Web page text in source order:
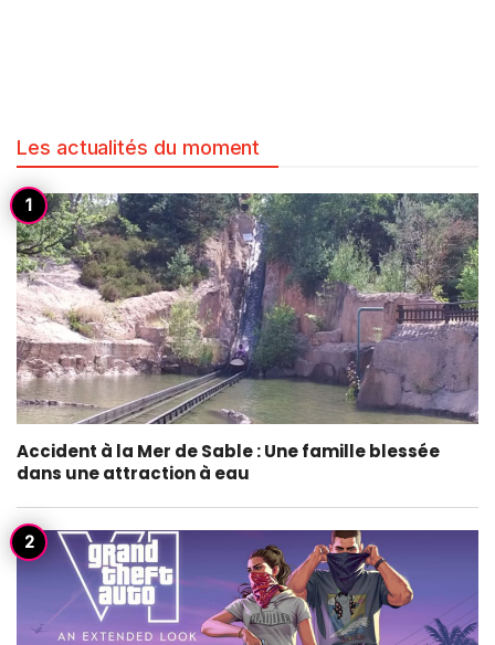
Les actualités du moment
Accident à la Mer de Sable : Une famille blessée
dans une attraction à eau